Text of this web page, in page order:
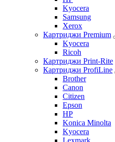
Kyocera
Samsung
Xerox
Картриджи Premium
Kyocera
Ricoh
Картриджи Print-Rite
Картриджи ProfiLine
Brother
Canon
Citizen
Epson
HP
Konica Minolta
Kyocera
Lexmark